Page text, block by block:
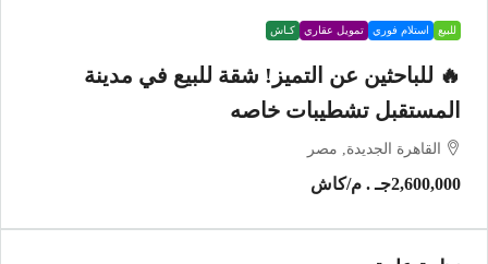
للبيع استلام فوري تمويل عقاري كـاش
🔥 للباحثين عن التميز! شقة للبيع في مدينة
المستقبل تشطيبات خاصه
القاهرة الجديدة, مصر
2,600,000جـ . م /كاش